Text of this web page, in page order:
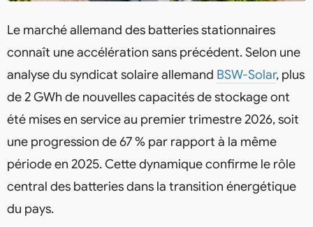
Le marché allemand des batteries stationnaires
connaît une accélération sans précédent. Selon une
analyse du syndicat solaire allemand BSW-Solar, plus
de 2 GWh de nouvelles capacités de stockage ont
été mises en service au premier trimestre 2026, soit
une progression de 67 % par rapport à la même
période en 2025. Cette dynamique confirme le rôle
central des batteries dans la transition énergétique
du pays.